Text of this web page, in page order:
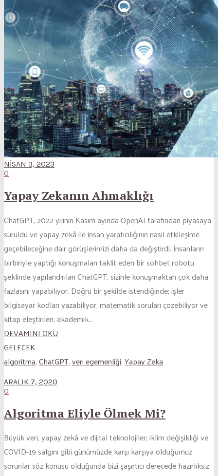
NISAN 3, 2023
0
Yapay Zekanın Ahmaklığı
ChatGPT, 2022 yılının Kasım ayında OpenAI tarafından piyasaya
sürüldü ve yapay zekâ ile insan yaratıcılığının nasıl etkileşime
geçebileceğine dair görüşlerimizi daha da değiştirdi. İnsanların
birbiriyle yaptığı konuşmaları taklit eden bir sohbet robotu
şeklinde yapılandırılan ChatGPT, sizinle konuşmaktan çok daha
fazlasını yapabiliyor. Doğru bir şekilde istendiğinde; işler
bilgisayar kodları yazabiliyor, matematik soruları çözebiliyor ve
kitap eleştirileri, akademik...
DEVAMINI OKU
GELECEK
algoritma,ChatGPT,veri egemenliği,Yapay Zeka
ARALIK 7, 2020
0
Algoritma Eliyle Ölmek Mi?
Büyük veri, yapay zekâ ve dijital teknolojiler; iklim değişikliği ve
COVID-19 salgını gibi günümüzde karşı karşıya olduğumuz
sorunlar söz konusu olduğunda bizi şaşırtıcı derecede hazırlıksız